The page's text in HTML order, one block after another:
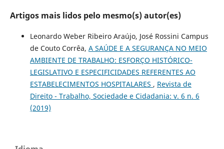
Artigos mais lidos pelo mesmo(s) autor(es)
Leonardo Weber Ribeiro Araújo, José Rossini Campus
de Couto Corrêa, A SAÚDE E A SEGURANÇA NO MEIO
AMBIENTE DE TRABALHO: ESFORÇO HISTÓRICO-
LEGISLATIVO E ESPECIFICIDADES REFERENTES AO
ESTABELECIMENTOS HOSPITALARES , Revista de
Direito - Trabalho, Sociedade e Cidadania: v. 6 n. 6
(2019)